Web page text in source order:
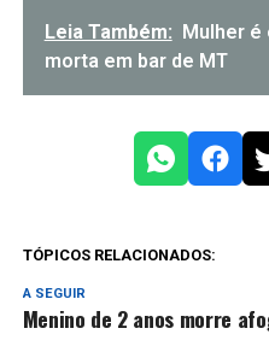
Leia Também: Mulher é
morta em bar de MT
TÓPICOS RELACIONADOS:
A SEGUIR
Menino de 2 anos morre